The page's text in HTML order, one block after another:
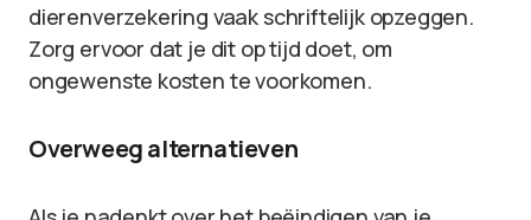
dierenverzekering vaak schriftelijk opzeggen.
Zorg ervoor dat je dit op tijd doet, om
ongewenste kosten te voorkomen.
Overweeg alternatieven